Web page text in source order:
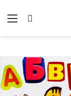
Меню